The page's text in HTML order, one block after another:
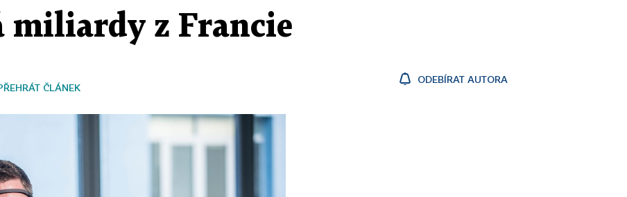
miliardy z Francie
ČLÁNEK
ODEBÍRAT AUTORA